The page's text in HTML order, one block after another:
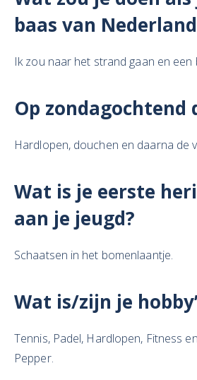
baas van
Ik zou naar het strand gaan en een
Op zondagochtend
Hardlopen, douchen en daarna de
Wat is je eerste
aan je jeugd?
Schaatsen in het bomenlaantje.
Wat is/zijn je
Tennis, Padel, Hardlopen, Fitness
Pepper.